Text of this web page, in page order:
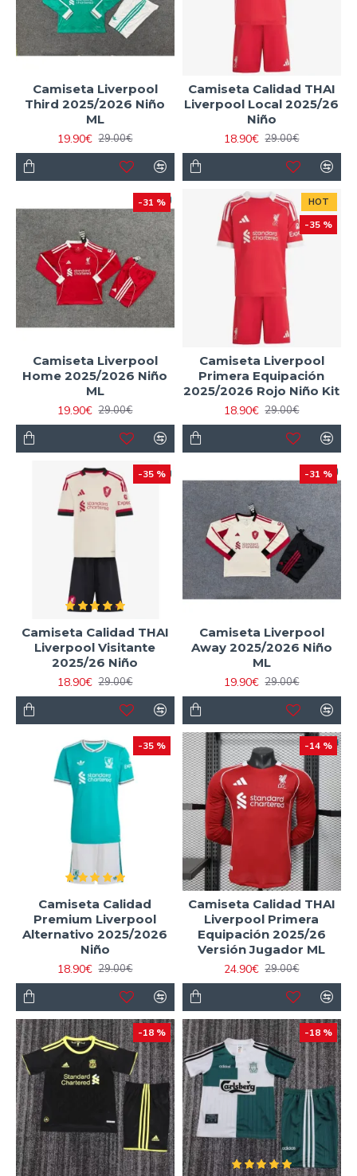
Camiseta Liverpool
Third 2025/2026 Niño
ML
19.90€ 29.00€
Camiseta Calidad THAI
Liverpool Local 2025/26
Niño
18.90€ 29.00€
-31 %
Camiseta Liverpool
Home 2025/2026 Niño
ML
19.90€ 29.00€
HOT
-35 %
Camiseta Liverpool
Primera Equipación
2025/2026 Rojo Niño Kit
18.90€ 29.00€
-35 %
Camiseta Calidad THAI
Liverpool Visitante
2025/26 Niño
18.90€ 29.00€
-31 %
Camiseta Liverpool
Away 2025/2026 Niño
ML
19.90€ 29.00€
-35 %
Camiseta Calidad
Premium Liverpool
Alternativo 2025/2026
Niño
18.90€ 29.00€
-14 %
Camiseta Calidad THAI
Liverpool Primera
Equipación 2025/26
Versión Jugador ML
24.90€ 29.00€
-18 % -18 %